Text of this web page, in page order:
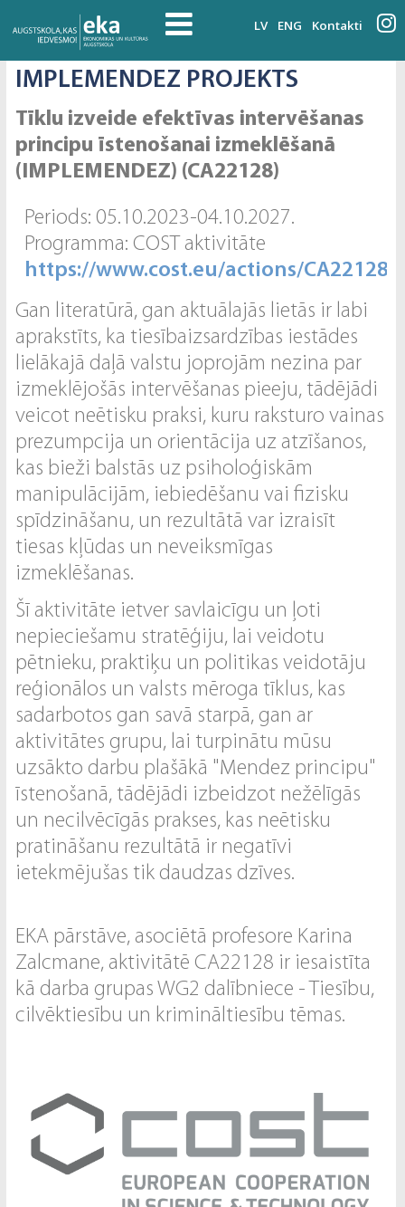
LV ENG Kontakti
IMPLEMENDEZ PROJEKTS
Tīklu izveide efektīvas intervēšanas
principu īstenošanai izmeklēšanā
(IMPLEMENDEZ) (CA22128)
Periods: 05.10.2023-04.10.2027.
Programma: COST aktivitāte
https://www.cost.eu/actions/CA22128/
Gan literatūrā, gan aktuālajās lietās ir labi
aprakstīts, ka tiesībaizsardzības iestādes
lielākajā daļā valstu joprojām nezina par
izmeklējošās intervēšanas pieeju, tādējādi
veicot neētisku praksi, kuru raksturo vainas
prezumpcija un orientācija uz atzīšanos,
kas bieži balstās uz psiholoģiskām
manipulācijām, iebiedēšanu vai fizisku
spīdzināšanu, un rezultātā var izraisīt
tiesas kļūdas un neveiksmīgas
izmeklēšanas.
Šī aktivitāte ietver savlaicīgu un ļoti
nepieciešamu stratēģiju, lai veidotu
pētnieku, praktiķu un politikas veidotāju
reģionālos un valsts mēroga tīklus, kas
sadarbotos gan savā starpā, gan ar
aktivitātes grupu, lai turpinātu mūsu
uzsākto darbu plašākā "Mendez principu"
īstenošanā, tādējādi izbeidzot nežēlīgās
un necilvēcīgās prakses, kas neētisku
pratināšanu rezultātā ir negatīvi
ietekmējušas tik daudzas dzīves.
EKA pārstāve, asociētā profesore Karina
Zalcmane, aktivitātē CA22128 ir iesaistīta
kā darba grupas WG2 dalībniece - Tiesību,
cilvēktiesību un krimināltiesību tēmas.